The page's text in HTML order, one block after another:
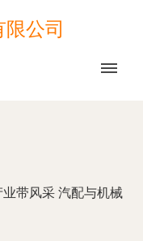
公司
带风采 汽配与机械